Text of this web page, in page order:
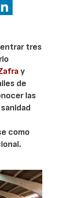
tres
y
de
las
como